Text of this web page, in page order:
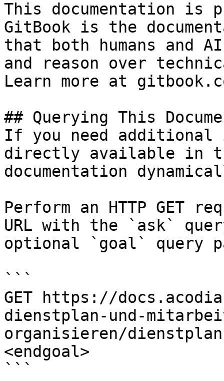
This documentation is
GitBook is the
that both humans and
and reason over
Learn more at
## Querying This
If you need
directly available in
documentation
Perform an HTTP GET
URL with the `ask`
optional `goal` query
```
GET https://
dienstplan-und-
organisieren/
<endgoal>
```